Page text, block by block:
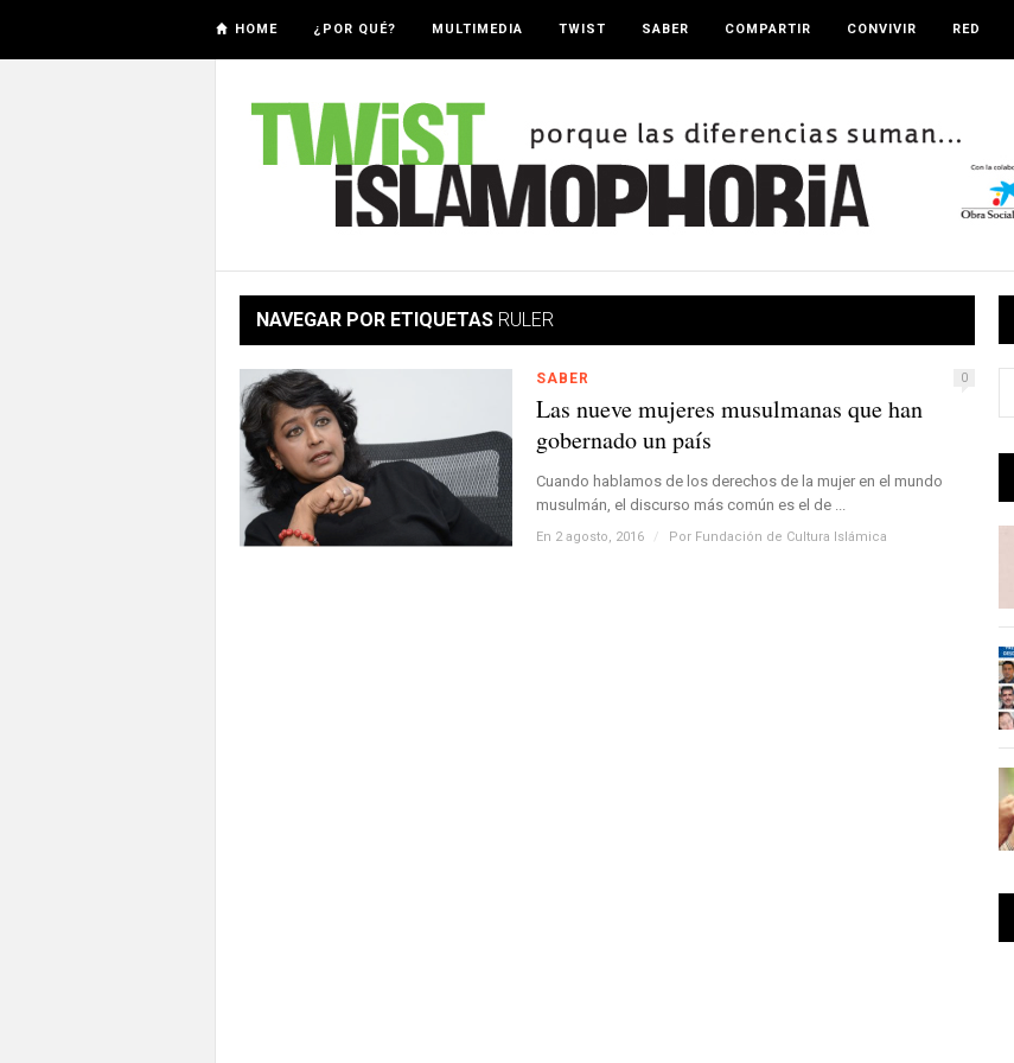
HOME ¿POR QUÉ? MULTIMEDIA TWIST SABER COMPARTIR CONVIVIR RED
NAVEGAR POR ETIQUETAS RULER
SABER 0
Las nueve mujeres musulmanas que han
gobernado un país
Cuando hablamos de los derechos de la mujer en el mundo
musulmán, el discurso más común es el de ...
En 2 agosto, 2016 / Por Fundación de Cultura Islámica